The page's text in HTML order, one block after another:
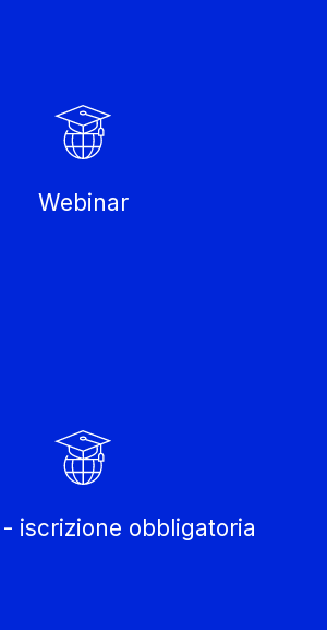
Webinar
iscrizione obbligatoria